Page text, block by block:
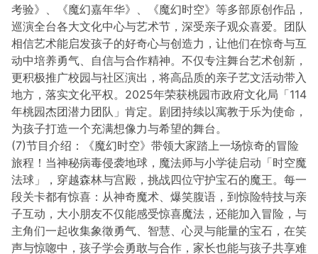
考验》、《魔幻嘉年华》、《魔幻时空》等多部原创作品，
巡演全台各大文化中心与艺术节，深受亲子观众喜爱。团队
相信艺术能启发孩子的好奇心与创造力，让他们在惊奇与互
动中培养勇气、自信与合作精神。不仅专注舞台艺术创新，
更积极推广校园与社区演出，将高品质的亲子艺文活动带入
地方，落实文化平权。2025年荣获桃园市政府文化局「114
年桃园杰团潜力团队」肯定。剧团持续以寓教于乐为使命，
为孩子打造一个充满想像力与希望的舞台。
(7)节目介绍：《魔幻时空》带领大家踏上一场惊奇的冒险
旅程！当神秘病毒侵袭地球，魔法师与小学徒启动「时空魔
法球」，穿越森林与宫殿，挑战四位守护宝石的魔王。每一
段关卡都有惊喜：从神奇魔术、爆笑腹语，到惊险特技与亲
子互动，大小朋友不仅能感受惊喜魔法，还能加入冒险，与
主角们一起收集象徵勇气、智慧、心灵与能量的宝石，在笑
声与惊唿中，孩子学会勇敢与合作，家长也能与孩子共享难